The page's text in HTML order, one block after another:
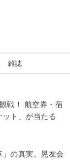
雑誌
戦！ 航空券・宿
ト」が当たる
の真実。晃友会